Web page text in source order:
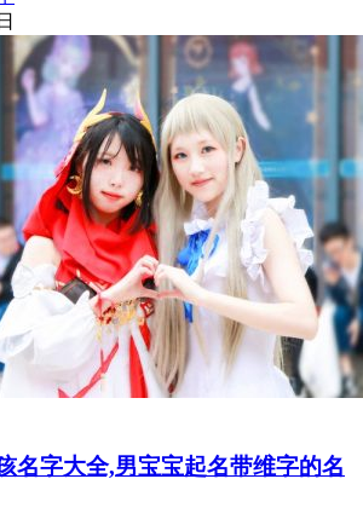
名字大全,男宝宝起名带维字的名